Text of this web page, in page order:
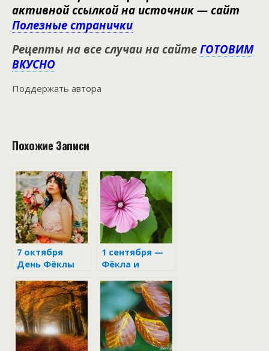
активной ссылкой на источник — сайт
Полезные странички
Рецепты на все случаи на сайте ГОТОВИМ
ВКУСНО
Поддержать автора
Похожие Записи
7 октября
День Фёклы
1 сентября —
Фёкла и